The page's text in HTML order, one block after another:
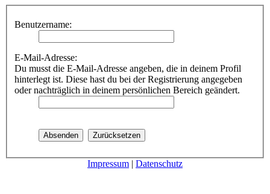
Benutzername:
E-Mail-Adresse:
Du musst die E-Mail-Adresse angeben, die in deinem Profil
hinterlegt ist. Diese hast du bei der Registrierung angegeben
oder nachträglich in deinem persönlichen Bereich geändert.
Impressum | Datenschutz